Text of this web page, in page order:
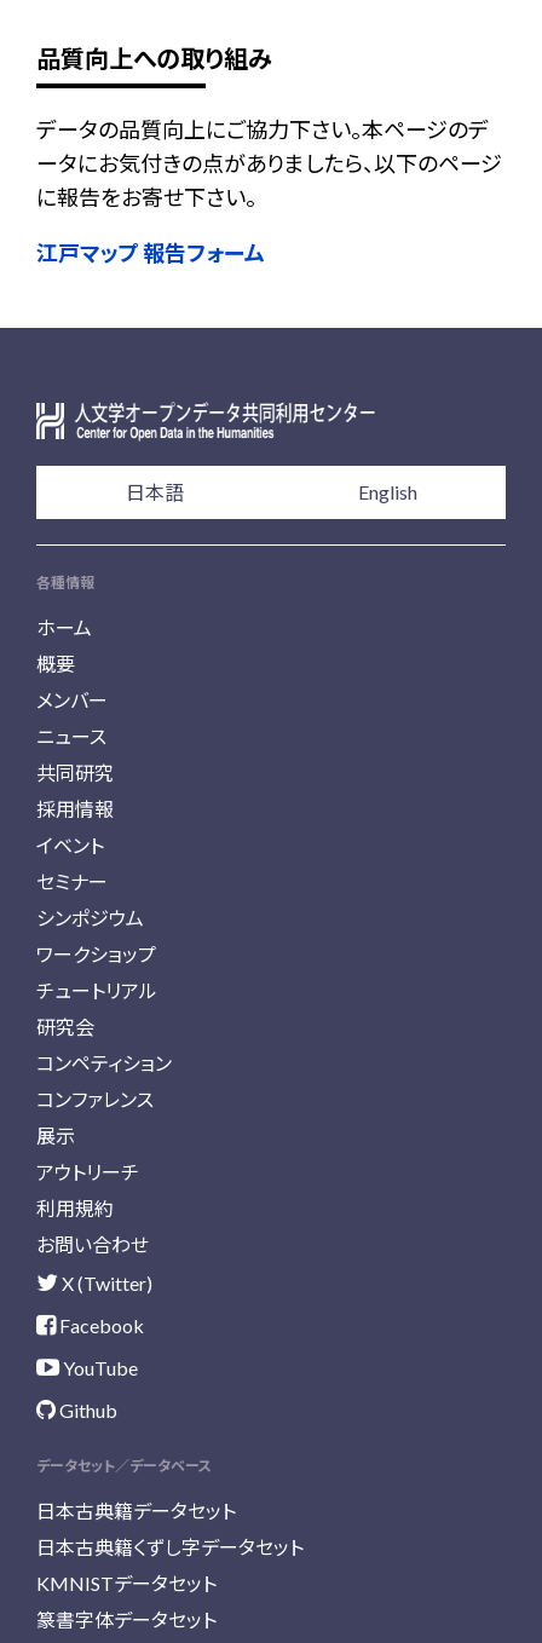
品質向上への取り組み
データの品質向上にご協力下さい。本ページのデ
ータにお気付きの点がありましたら、以下のページ
に報告をお寄せ下さい。
江戸マップ 報告フォーム
日本語 English
各種情報
ホーム
概要
メンバー
ニュース
共同研究
採用情報
イベント
セミナー
シンポジウム
ワークショップ
チュートリアル
研究会
コンペティション
コンファレンス
展示
アウトリーチ
利用規約
お問い合わせ
X (Twitter)
Facebook
YouTube
Github
データセット／データベース
日本古典籍データセット
日本古典籍くずし字データセット
KMNISTデータセット
篆書字体データセット